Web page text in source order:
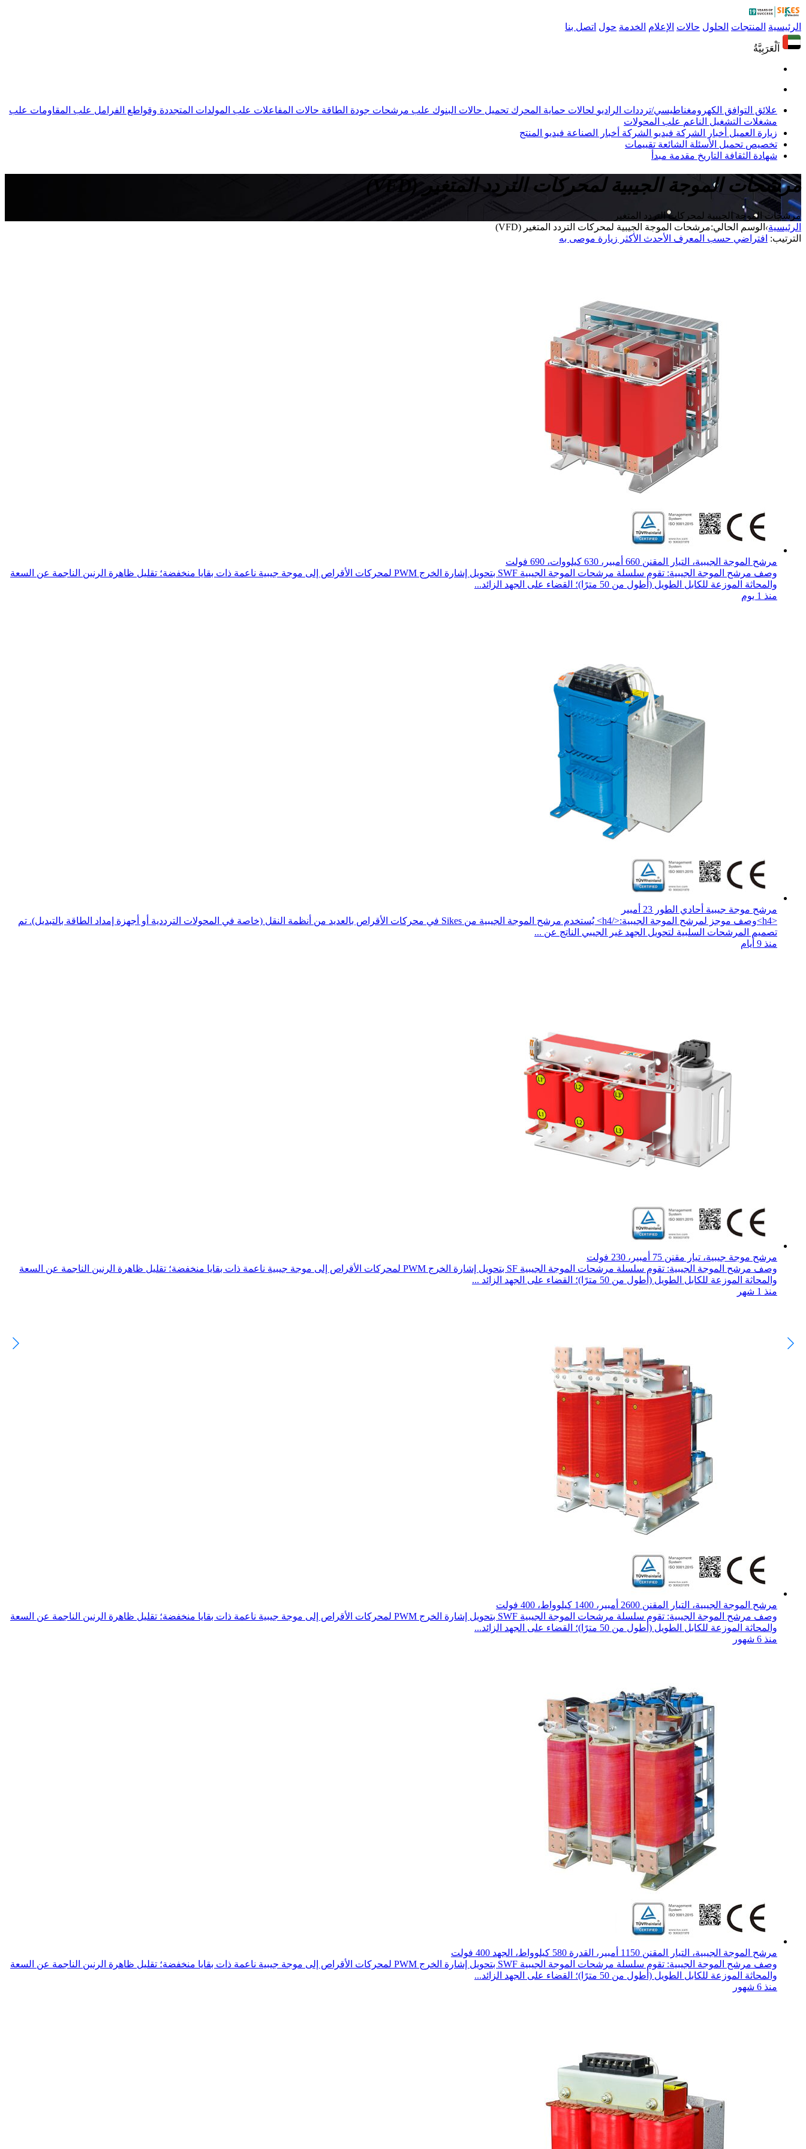
الرئيسية المنتجات الحلول حالات الإعلام الخدمة حول اتصل بنا
اَلْعَرَبِيَّةُ
علائق التوافق الكهرومغناطيسي/ترددات الراديو لحالات حماية المحرك تحميل حالات البنوك علب مرشحات جودة الطاقة حالات المفاعلات علب المولدات المتجددة وقواطع الفرامل علب المقاومات علب
مشغلات التشغيل الناعم علب المحولات
زيارة العميل أخبار الشركة فيديو الشركة أخبار الصناعة فيديو المنتج
تخصيص تحميل الأسئلة الشائعة تقييمات
شهادة الثقافة التاريخ مقدمة مبدأ
مرشحات الموجة الجيبية لمحركات التردد المتغير (VFD)
مرشحات الموجة الجيبية لمحركات التردد المتغير
الرئيسية› الوسم الحالي:مرشحات الموجة الجيبية لمحركات التردد المتغير (VFD)
الترتيب: افتراضي حسب المعرف الأحدث الأكثر زيارة موصى به
مرشح الموجة الجيبية، التيار المقنن 660 أمبير، 630 كيلووات، 690 فولت
وصف مرشح الموجة الجيبية: تقوم سلسلة مرشحات الموجة الجيبية SWF بتحويل إشارة الخرج PWM لمحركات الأقراص إلى موجة جيبية ناعمة ذات بقايا منخفضة؛ تقليل ظاهرة الرنين الناجمة عن السعة
والمحاثة الموزعة للكابل الطويل (أطول من 50 مترًا)؛ القضاء على الجهد الزائد...
منذ 1 يوم
مرشح موجة جيبية أحادي الطور 23 أمبير
<h4>وصف موجز لمرشح الموجة الجيبية:</h4> يُستخدم مرشح الموجة الجيبية من Sikes في محركات الأقراص بالعديد من أنظمة النقل (خاصة في المحولات الترددية أو أجهزة إمداد الطاقة بالتبديل). تم
تصميم المرشحات السلبية لتحويل الجهد غير الجيبي الناتج عن ...
منذ 9 أيام
مرشح موجة جيبية، تيار مقنن 75 أمبير، 230 فولت
وصف مرشح الموجة الجيبية: تقوم سلسلة مرشحات الموجة الجيبية SF بتحويل إشارة الخرج PWM لمحركات الأقراص إلى موجة جيبية ناعمة ذات بقايا منخفضة؛ تقليل ظاهرة الرنين الناجمة عن السعة
والمحاثة الموزعة للكابل الطويل (أطول من 50 مترًا)؛ القضاء على الجهد الزائد ...
منذ 1 شهر
مرشح الموجة الجيبية، التيار المقنن 2600 أمبير، 1400 كيلوواط، 400 فولت
وصف مرشح الموجة الجيبية: تقوم سلسلة مرشحات الموجة الجيبية SWF بتحويل إشارة الخرج PWM لمحركات الأقراص إلى موجة جيبية ناعمة ذات بقايا منخفضة؛ تقليل ظاهرة الرنين الناجمة عن السعة
والمحاثة الموزعة للكابل الطويل (أطول من 50 مترًا)؛ القضاء على الجهد الزائد...
منذ 6 شهور
مرشح الموجة الجيبية، التيار المقنن 1150 أمبير، القدرة 580 كيلوواط، الجهد 400 فولت
وصف مرشح الموجة الجيبية: تقوم سلسلة مرشحات الموجة الجيبية SWF بتحويل إشارة الخرج PWM لمحركات الأقراص إلى موجة جيبية ناعمة ذات بقايا منخفضة؛ تقليل ظاهرة الرنين الناجمة عن السعة
والمحاثة الموزعة للكابل الطويل (أطول من 50 مترًا)؛ القضاء على الجهد الزائد...
منذ 6 شهور